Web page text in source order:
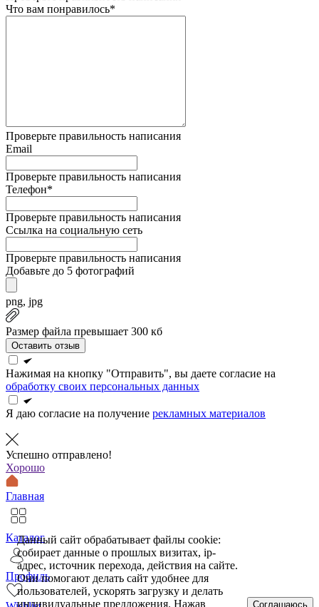
Что вам понравилось*
Проверьте правильность написания
Email
Проверьте правильность написания
Телефон*
Проверьте правильность написания
Ссылка на социальную сеть
Проверьте правильность написания
Добавьте до 5 фотографий
png, jpg
Размер файла превышает 300 кб
Оставить отзыв
Нажимая на кнопку "Отправить", вы даете согласие на
обработку своих персональных данных
Я даю согласие на получение рекламных материалов
Успешно отправлено!
Хорошо
Главная
Каталог
Профиль
Данный сайт обрабатывает файлы cookie:
собирает данные о прошлых визитах, ip-
адрес, источник перехода, действия на сайте.
Они помогают делать сайт удобнее для
пользователей, ускорять загрузку и делать
индивидуальные предложения. Нажав
Соглашаюсь